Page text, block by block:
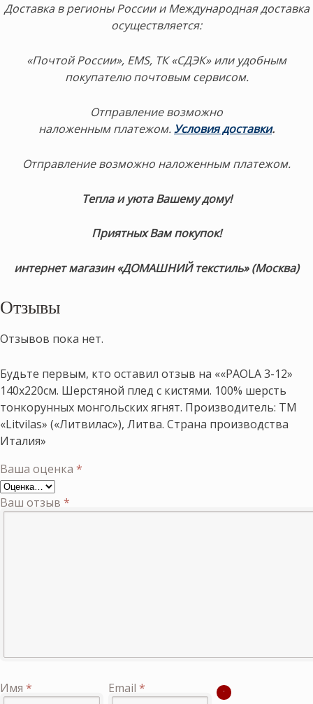
Доставка в регионы России и Международная доставка
осуществляется:
«Почтой России», EMS, ТК «СДЭК» или удобным
покупателю почтовым сервисом.
Отправление возможно
наложенным платежом.Условия доставки.
Отправление возможно наложенным платежом.
Тепла и уюта Вашему дому!
Приятных Вам покупок!
интернет магазин «ДОМАШНИЙ текстиль» (Москва)
Отзывы
Отзывов пока нет.
Будьте первым, кто оставил отзыв на ««PAOLA 3-12»
140х220см. Шерстяной плед с кистями. 100% шерсть
тонкорунных монгольских ягнят. Производитель: ТМ
«Litvilas» («Литвилас»), Литва. Страна производства
Италия»
Ваша оценка *
Ваш отзыв *
Имя * Email *